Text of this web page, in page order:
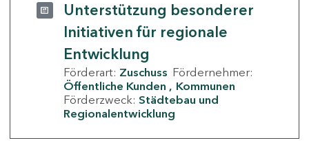
Unterstützung besonderer
Initiativen für regionale
Entwicklung
Förderart: Zuschuss Fördernehmer:
Öffentliche Kunden
Kommunen
Förderzweck: Städtebau und
Regionalentwicklung